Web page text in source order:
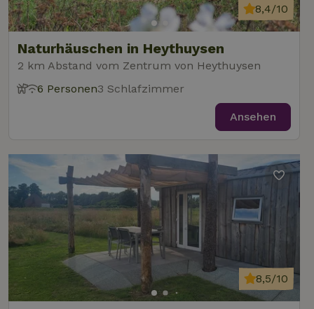
Naturhäuschen in Heythuysen
2 km Abstand vom Zentrum von Heythuysen
8,4/10
6 Personen3 Schlafzimmer
Ansehen
8,5/10